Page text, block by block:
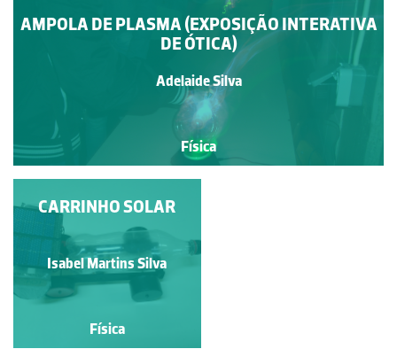
AMPOLA DE PLASMA (EXPOSIÇÃO INTERATIVA
DE ÓTICA)
Adelaide Silva
Física
SOMBRAS
Isabel Martins Silva
Física
CARRINHO SOLAR
Isabel Martins Silva
Física